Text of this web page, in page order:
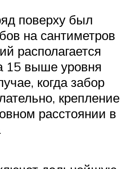
поверху был
на сантиметров
располагается
15 выше уровня
когда забор
крепление
расстоянии в